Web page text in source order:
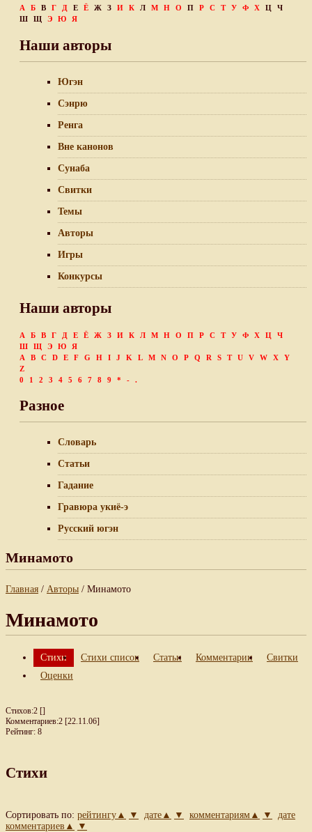
А Б В Г Д Е Ё Ж З И К Л М Н О П Р С Т У Ф Х Ц
Ч
Ш
Щ Э Ю Я
Наши авторы
Югэн
Сэнрю
Ренга
Вне канонов
Сунаба
Свитки
Темы
Авторы
Игры
Конкурсы
Наши авторы
А Б В Г Д Е Ё Ж З И К Л М Н О П Р С Т У Ф Х Ц
Ч
Ш
Щ Э Ю
Я
A
B C D E F G H I J K L M N O P Q R S T U V W X
Y
Z
0
1 2 3 4 5 6 7 8 9 * - .
Разное
Словарь
Статьи
Гадание
Гравюра укиё-э
Русский югэн
Минамото
Главная / Авторы / Минамото
Минамото
Стихи Стихи список Статьи Комментарии
Свитки
Оценки
Стихов:2 []
Комментариев:2 [22.11.06]
Рейтинг: 8
Стихи
Сортировать по: рейтингу▲ ▼ дате▲ ▼ комментариям▲ ▼
дате
комментариев▲
▼